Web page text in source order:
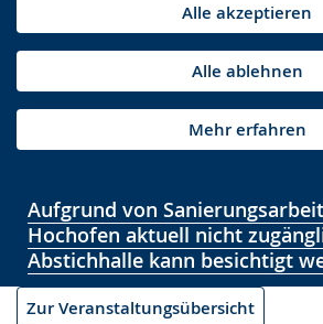
Alle akzeptieren
Alle ablehnen
Mehr erfahren
Aufgrund von
Hochofen aktuell nicht
Abstichhalle kann besichtigt
Zur Veranstaltungsübersicht